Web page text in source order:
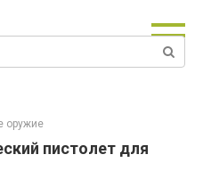
оружие
пистолет для